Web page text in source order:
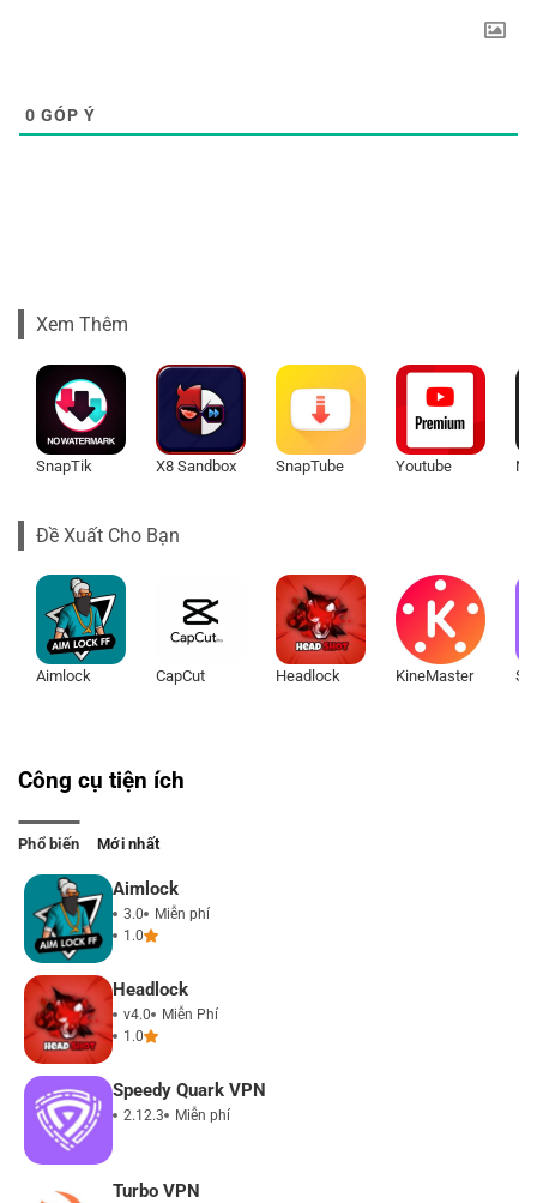
0 GÓP Ý
Xem Thêm
SnapTik X8 Sandbox SnapTube Youtube
Đề Xuất Cho Bạn
Aimlock CapCut Headlock KineMaster
Công cụ tiện ích
Phổ biến Mới nhất
Aimlock
3.0
Miễn phí
1.0
Headlock
v4.0
Miễn Phí
1.0
Speedy Quark VPN
2.12.3 Miễn phí
Turbo VPN